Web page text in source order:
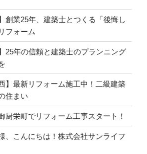
創業25年、建築士とつくる「後悔し
フォーム
25年の信頼と建築士のプランニング
】最新リフォーム施工中！二級建築
住まい
厨栄町でリフォーム工事スタート！
、こんにちは！株式会社サンライフ